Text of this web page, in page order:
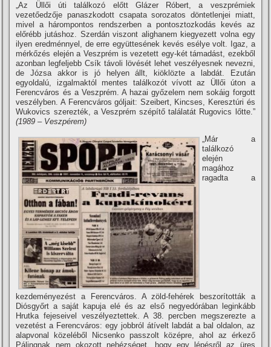
„Az Üllői úti találkozó előtt Glázer Róbert, a veszprémiek
vezetőedzője panaszkodott csapata sorozatos döntetlenjei miatt,
mivel a hárompontos rendszerben a pontosztozkodás kevés az
előrébb jutáshoz. Szerdán viszont alighanem kiegyezett volna egy
ilyen eredménnyel, de erre együttesének kevés esélye volt. Igaz, a
mérkőzés elején a Veszprém is vezetett egy-két támadást, ezekből
azonban legfeljebb Csí­k távoli lövését lehet veszélyesnek nevezni,
de Józsa akkor is jó helyen állt, kiöklözte a labdát. Ezután
egyoldalú, izgalmaktól mentes találkozót ví­vott az Üllői úton a
Ferencváros és a Veszprém. A hazai győzelem nem sokáig forgott
veszélyben. A Ferencváros góljait: Szeibert, Kincses, Keresztúri és
Wukovics szerezték, a Veszprém szépí­tő találatát Rugovics lőtte.”
(1989 – Veszpérem)
„Már a
találkozó
elején
magához
ragadta a
kezdeményezést a Ferencváros. A zöld-fehérek beszorí­tották a
Diósgyőrt a saját kapuja elé és az első negyedórában leginkább
Hrutka fejeseivel veszélyeztettek. A 38. percben megszerezte a
vezetést a Ferencváros: egy jobbról átí­velt labdát a bal oldalon, az
alapvonal közeléből Nicsenko passzolt középre, ahol az érkező
Pálingnak nem okozott nehézséget, hogy egy lépésről az üres